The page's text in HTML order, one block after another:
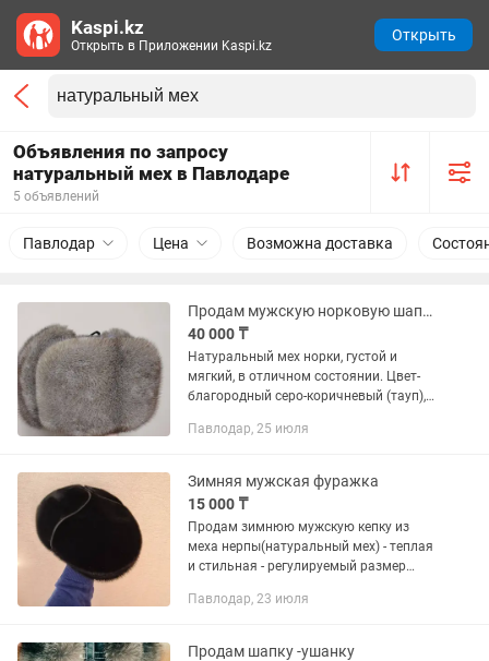
Объявления по запросу
натуральный мех в Павлодаре
5 объявлений
Павлодар Цена Возможна доставка
Продам мужскую норковую шапку
40 000 ₸
Натуральный мех норки, густой и
мягкий, в отличном состоянии. Цвет-
благородный серо-коричневый (тауп),
52+- (нужно примерять). Классическая
Павлодар, 25 июля
Зимняя мужская фуражка
15 000 ₸
Продам зимнюю мужскую кепку из
меха нерпы(натуральный мех) - теплая
и стильная - регулируемый размер
уши прячутся внутрь(в мороз можно
Павлодар, 23 июля
Продам шапку -ушанку
Kaspi.kz
Открыть в Приложении Kaspi.kz
Открыть